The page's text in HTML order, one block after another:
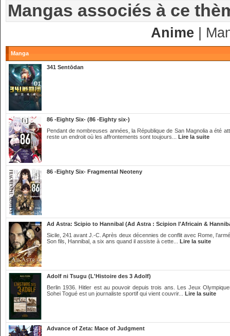
Mangas associés à ce
Anime |
Manga
341 Sentōdan
86 -Eighty Six- (86 -Eighty six-)
Pendant de nombreuses années, la République de San Magnolia a été
reste un endroit où les affrontements sont toujours... Lire la suite
86 -Eighty Six- Fragmental Neoteny
Ad Astra: Scipio to Hannibal (Ad Astra : Scipion l'Africain &
Sicile, 241 avant J.-C. Après deux décennies de conflit avec Rome,
Son fils, Hannibal, a six ans quand il assiste à cette... Lire la suite
Adolf ni Tsugu (L'Histoire des 3 Adolf)
Berlin 1936. Hitler est au pouvoir depuis trois ans. Les Jeux
Sohei Togué est un journaliste sportif qui vient couvrir... Lire la suite
Advance of Zeta: Mace of Judgment